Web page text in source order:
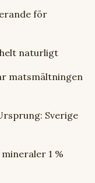
för
naturligt
matsmältningen
Sverige
1 %